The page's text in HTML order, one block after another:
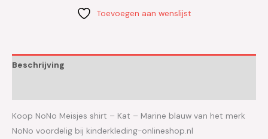
Toevoegen aan wenslijst
Beschrijving
Koop NoNo Meisjes shirt – Kat – Marine blauw van het merk
NoNo voordelig bij kinderkleding-onlineshop.nl